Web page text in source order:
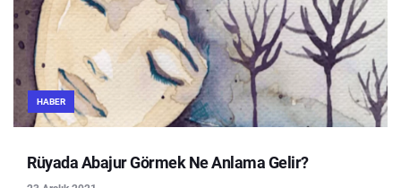
HABER
Rüyada Abajur Görmek Ne Anlama Gelir?